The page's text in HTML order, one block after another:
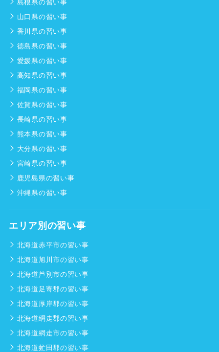
島根県の習い事
山口県の習い事
香川県の習い事
徳島県の習い事
愛媛県の習い事
高知県の習い事
福岡県の習い事
佐賀県の習い事
長崎県の習い事
熊本県の習い事
大分県の習い事
宮崎県の習い事
鹿児島県の習い事
沖縄県の習い事
エリア別の習い事
北海道赤平市の習い事
北海道旭川市の習い事
北海道芦別市の習い事
北海道足寄郡の習い事
北海道厚岸郡の習い事
北海道網走郡の習い事
北海道網走市の習い事
北海道虻田郡の習い事